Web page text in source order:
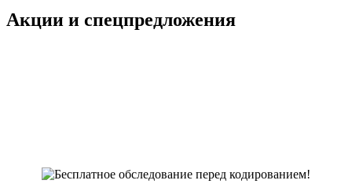
Акции и спецпредложения